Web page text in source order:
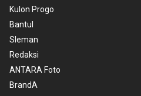
Kulon Progo
Bantul
Sleman
Redaksi
ANTARA Foto
BrandA